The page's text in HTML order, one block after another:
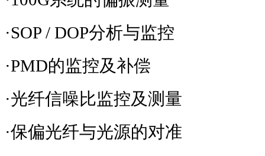
·SOP / DOP分析与监控
·PMD的监控及补偿
·光纤信噪比监控及测量
·保偏光纤与光源的对准